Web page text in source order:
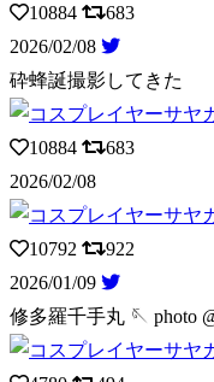
10884
683
2026/02/08
砕蜂誕撮影してきた
10884
683
2026/02/08
10792
922
2026/01/09
修多羅千手丸 🪡 photo